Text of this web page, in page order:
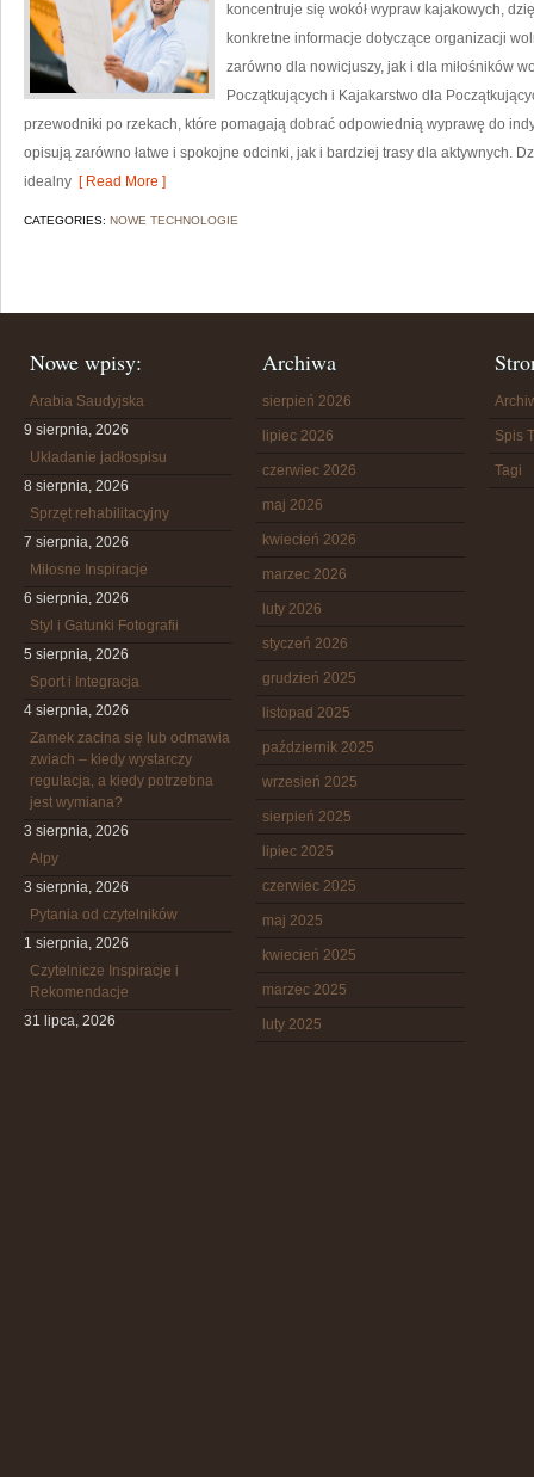
koncentruje się wokół wypraw kajakowych,
konkretne informacje dotyczące organizacji
zarówno dla nowicjuszy, jak i dla miłośników
Początkujących i Kajakarstwo dla
przewodniki po rzekach, które pomagają dobrać odpowiednią wyprawę do
opisują zarówno łatwe i spokojne odcinki, jak i bardziej trasy dla aktywnych.
idealny [ Read More ]
CATEGORIES: NOWE TECHNOLOGIE
Nowe wpisy:
Arabia Saudyjska
9 sierpnia, 2026
Układanie jadłospisu
8 sierpnia, 2026
Sprzęt rehabilitacyjny
7 sierpnia, 2026
Miłosne Inspiracje
6 sierpnia, 2026
Styl i Gatunki Fotografii
5 sierpnia, 2026
Sport i Integracja
4 sierpnia, 2026
Zamek zacina się lub odmawia
zwiach – kiedy wystarczy
regulacja, a kiedy potrzebna
jest wymiana?
3 sierpnia, 2026
Alpy
3 sierpnia, 2026
Pytania od czytelników
1 sierpnia, 2026
Czytelnicze Inspiracje i
Rekomendacje
31 lipca, 2026
Archiwa
sierpień 2026
lipiec 2026
czerwiec 2026
maj 2026
kwiecień 2026
marzec 2026
luty 2026
styczeń 2026
grudzień 2025
listopad 2025
październik 2025
wrzesień 2025
sierpień 2025
lipiec 2025
czerwiec 2025
maj 2025
kwiecień 2025
marzec 2025
luty 2025
Spis
Tagi